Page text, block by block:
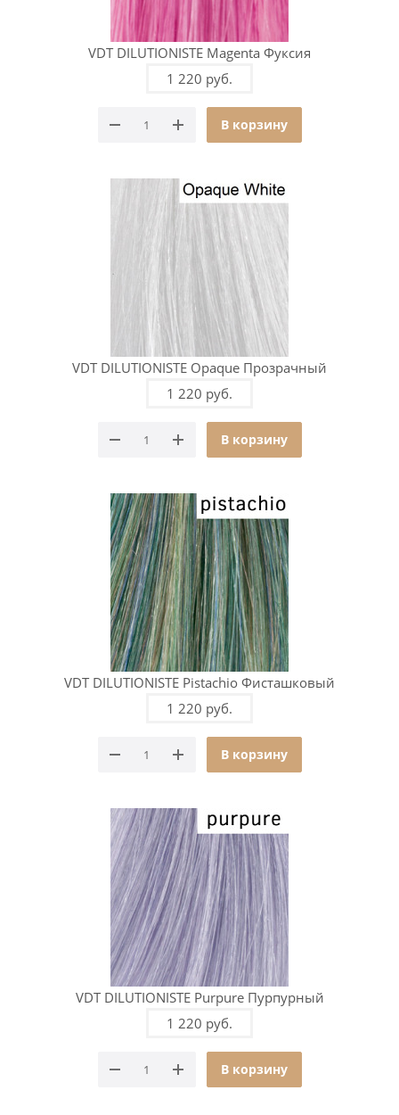
VDT DILUTIONISTE Magenta Фуксия
1 220 руб.
В корзину
VDT DILUTIONISTE Opaque Прозрачный
1 220 руб.
В корзину
VDT DILUTIONISTE Pistachio Фисташковый
1 220 руб.
В корзину
VDT DILUTIONISTE Purpure Пурпурный
1 220 руб.
В корзину